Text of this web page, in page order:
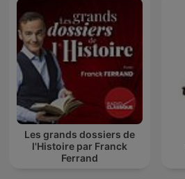
Les grands dossiers de
l'Histoire par Franck
Ferrand